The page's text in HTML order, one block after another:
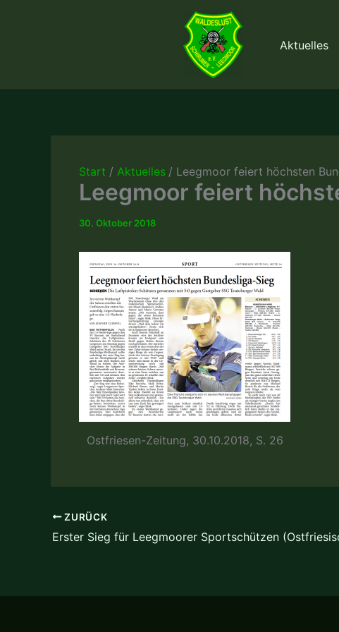
Aktuelles
Start Aktuelles Leegmoor feiert höchsten
Leegmoor feiert
30. Oktober 2018
Ostfriesen-Zeitung, 30.10.2018, S. 26
ZURÜCK